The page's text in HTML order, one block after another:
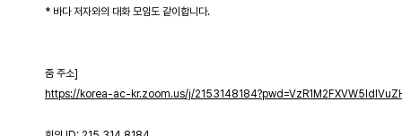
* 바다 저자와의 대화 모임도 같이합니다.
줌 주소]
https://korea-ac-kr.zoom.us/j/